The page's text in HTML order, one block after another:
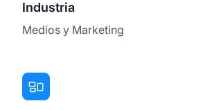
Industria
Medios y Marketing